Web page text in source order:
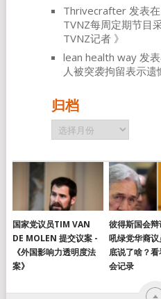
Thrivecrafter发表
TVNZ每周定期节目
TVNZ记者 》
lean health way发
人被突袭拘留表示遗
归档
归
档
国家党议员TIM VAN
DE MOLEN 提交议案 -
《外国影响力透明度法
案》
彼得斯国会
吼绿党华裔
底说了啥？
会记录